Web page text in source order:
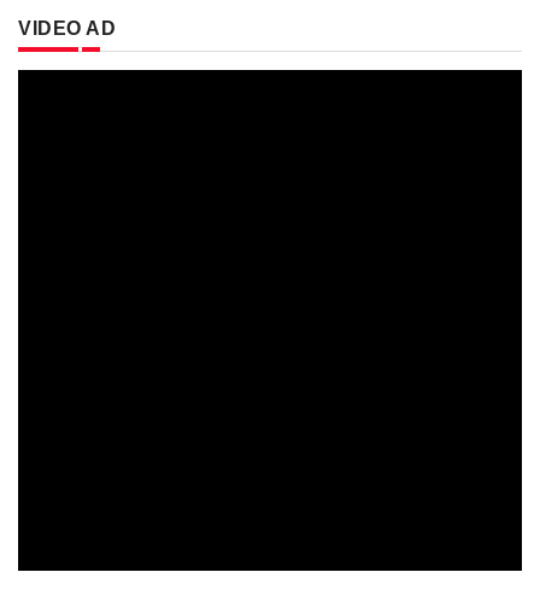
VIDEO AD